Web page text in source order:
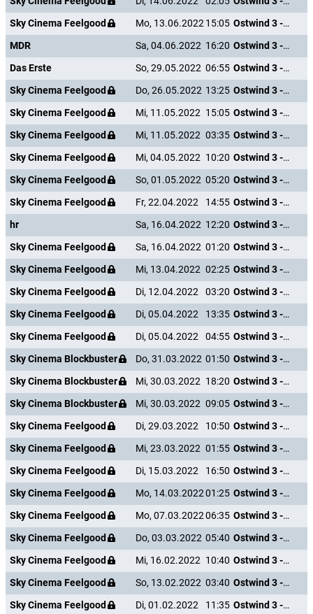
Sky Cinema Feelgood
Mo, 13.06.202215:05
Ostwind 3 - Aufbruch nach Ora
MDR
Sa, 04.06.2022 16:20
Ostwind 3 - Aufbruch nach Ora
Das Erste
So, 29.05.2022 06:55
Ostwind 3 - Aufbruch nach Ora
Sky Cinema Feelgood
Do, 26.05.2022 13:25
Ostwind 3 - Aufbruch nach Ora
Sky Cinema Feelgood
Mi, 11.05.2022 15:05
Ostwind 3 - Aufbruch nach Ora
Sky Cinema Feelgood
Mi, 11.05.2022 03:35
Ostwind 3 - Aufbruch nach Ora
Sky Cinema Feelgood
Mi, 04.05.2022 10:20
Ostwind 3 - Aufbruch nach Ora
Sky Cinema Feelgood
So, 01.05.2022 05:20
Ostwind 3 - Aufbruch nach Ora
Sky Cinema Feelgood
Fr, 22.04.2022 14:55
Ostwind 3 - Aufbruch nach Ora
hr
Sa, 16.04.2022 12:20
Ostwind 3 - Aufbruch nach Ora
Sky Cinema Feelgood
Sa, 16.04.2022 01:20
Ostwind 3 - Aufbruch nach Ora
Sky Cinema Feelgood
Mi, 13.04.2022 02:25
Ostwind 3 - Aufbruch nach Ora
Sky Cinema Feelgood
Di, 12.04.2022 03:20
Ostwind 3 - Aufbruch nach Ora
Sky Cinema Feelgood
Di, 05.04.2022 13:35
Ostwind 3 - Aufbruch nach Ora
Sky Cinema Feelgood
Di, 05.04.2022 04:55
Ostwind 3 - Aufbruch nach Ora
Sky Cinema Blockbuster
Do, 31.03.2022 01:50
Ostwind 3 - Aufbruch nach Ora
Sky Cinema Blockbuster
Mi, 30.03.2022 18:20
Ostwind 3 - Aufbruch nach Ora
Sky Cinema Blockbuster
Mi, 30.03.2022 09:05
Ostwind 3 - Aufbruch nach Ora
Sky Cinema Feelgood
Di, 29.03.2022 10:50
Ostwind 3 - Aufbruch nach Ora
Sky Cinema Feelgood
Mi, 23.03.2022 01:55
Ostwind 3 - Aufbruch nach Ora
Sky Cinema Feelgood
Di, 15.03.2022 16:50
Ostwind 3 - Aufbruch nach Ora
Sky Cinema Feelgood
Mo, 14.03.202201:25
Ostwind 3 - Aufbruch nach Ora
Sky Cinema Feelgood
Mo, 07.03.202206:35
Ostwind 3 - Aufbruch nach Ora
Sky Cinema Feelgood
Do, 03.03.2022 05:40
Ostwind 3 - Aufbruch nach Ora
Sky Cinema Feelgood
Mi, 16.02.2022 10:40
Ostwind 3 - Aufbruch nach Ora
Sky Cinema Feelgood
So, 13.02.2022 03:40
Ostwind 3 - Aufbruch nach Ora
Sky Cinema Feelgood
Di, 01.02.2022 11:35
Ostwind 3 - Aufbruch nach Ora